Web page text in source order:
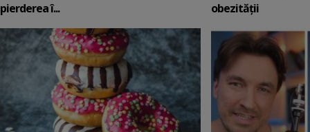
pierderea î...
obezității